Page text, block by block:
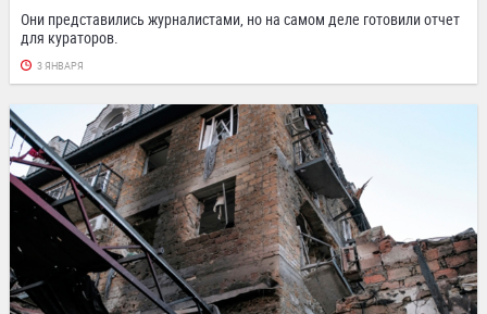
Они представились журналистами, но на самом деле готовили отчет
для кураторов.
3 ЯНВАРЯ